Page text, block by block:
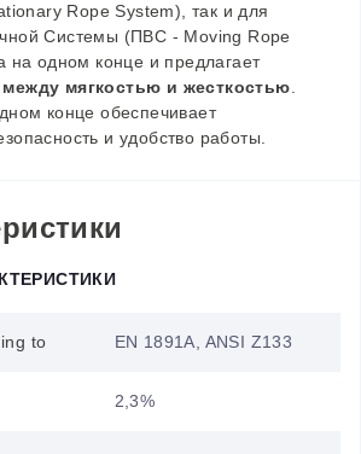
Rope System), так и для
Системы (ПВС - Moving Rope
на одном конце и предлагает
мягкостью и жесткостью
конце обеспечивает
и удобство работы.
to EN 1891A, ANSI Z133
2,3%